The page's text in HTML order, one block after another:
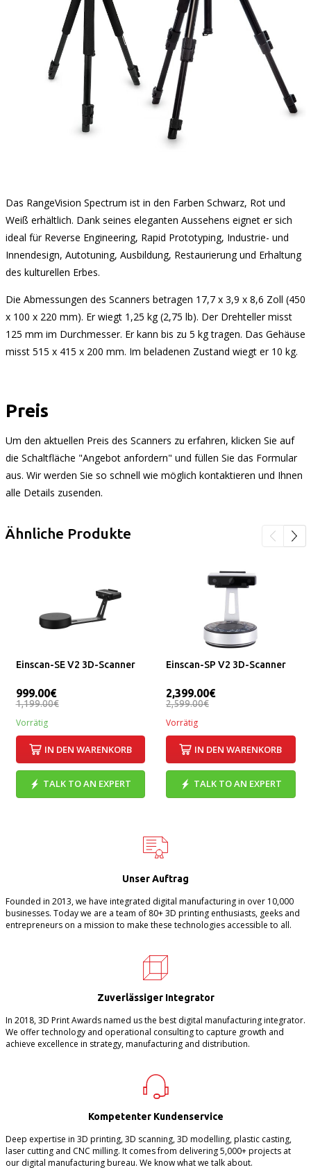
Das RangeVision Spectrum ist in den Farben Schwarz, Rot und
Weiß erhältlich. Dank seines eleganten Aussehens eignet er sich
ideal für Reverse Engineering, Rapid Prototyping, Industrie- und
Innendesign, Autotuning, Ausbildung, Restaurierung und Erhaltung
des kulturellen Erbes.
Die Abmessungen des Scanners betragen 17,7 x 3,9 x 8,6 Zoll (450
x 100 x 220 mm). Er wiegt 1,25 kg (2,75 lb). Der Drehteller misst
125 mm im Durchmesser. Er kann bis zu 5 kg tragen. Das Gehäuse
misst 515 x 415 x 200 mm. Im beladenen Zustand wiegt er 10 kg.
Preis
Um den aktuellen Preis des Scanners zu erfahren, klicken Sie auf
die Schaltfläche "Angebot anfordern" und füllen Sie das Formular
aus. Wir werden Sie so schnell wie möglich kontaktieren und Ihnen
alle Details zusenden.
Ähnliche Produkte
Einscan-SE V2 3D-Scanner
999.00€
1,199.00€
Vorrätig
IN DEN WARENKORB
TALK TO AN EXPERT
Einscan-SP V2 3D-Scanner
2,399.00€
2,599.00€
Vorrätig
IN DEN WARENKORB
TALK TO AN EXPERT
Unser Auftrag
Founded in 2013, we have integrated digital manufacturing in over 10,000
businesses. Today we are a team of 80+ 3D printing enthusiasts, geeks and
entrepreneurs on a mission to make these technologies accessible to all.
Zuverlässiger Integrator
In 2018, 3D Print Awards named us the best digital manufacturing integrator.
We offer technology and operational consulting to capture growth and
achieve excellence in strategy, manufacturing and distribution.
Kompetenter Kundenservice
Deep expertise in 3D printing, 3D scanning, 3D modelling, plastic casting,
laser cutting and CNC milling. It comes from delivering 5,000+ projects at
our digital manufacturing bureau. We know what we talk about.